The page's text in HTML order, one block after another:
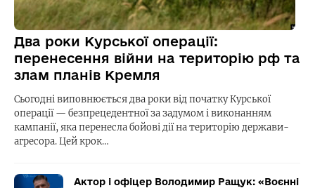
Два роки Курської операції:
перенесення війни на територію рф та
злам планів Кремля
Сьогодні виповнюється два роки від початку Курської
операції — безпрецедентної за задумом і виконанням
кампанії, яка перенесла бойові дії на територію держави-
агресора. Цей крок…
Актор і офіцер Володимир Ращук: «Воєнні